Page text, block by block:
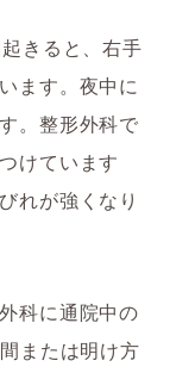
きると、右手
ます。夜中に
。整形外科で
けています
れが強くなり
科に通院中の
または明け方